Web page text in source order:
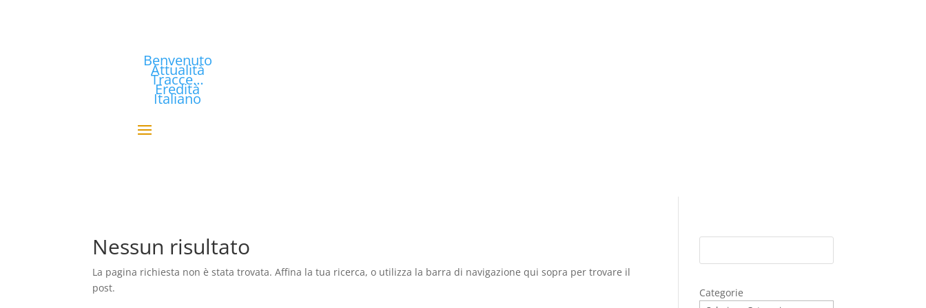
Benvenuto
Attualità
Tracce…
Eredità
Italiano
Nessun risultato
La pagina richiesta non è stata trovata. Affina la tua ricerca, o utilizza la barra di navigazione qui sopra per trovare il
post.
Categorie